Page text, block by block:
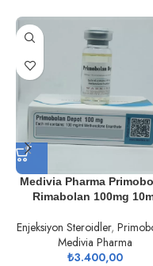
Medivia Pharma
Rimabolan 100mg
Enjeksiyon Steroidler,
Medivia Pharma
₺3.400,00